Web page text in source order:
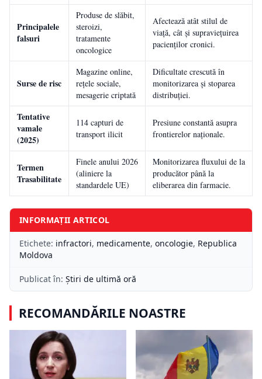
Principalele
falsuri
Produse de slăbit,
steroizi,
tratamente
oncologice
Afectează atât stilul de
viață, cât și supraviețuirea
pacienților cronici.
Surse de risc
Magazine online,
rețele sociale,
mesagerie criptată
Dificultate crescută în
monitorizarea și stoparea
distribuției.
Tentative
vamale
(2025)
114 capturi de
transport ilicit
Presiune constantă asupra
frontierelor naționale.
Termen
Trasabilitate
Finele anului 2026
(aliniere la
standardele UE)
Monitorizarea fluxului de la
producător până la
eliberarea din farmacie.
INFORMAȚII ARTICOL
Etichete: infractori, medicamente, oncologie, Republica
Moldova
Publicat în: Știri de ultimă oră
RECOMANDĂRILE NOASTRE